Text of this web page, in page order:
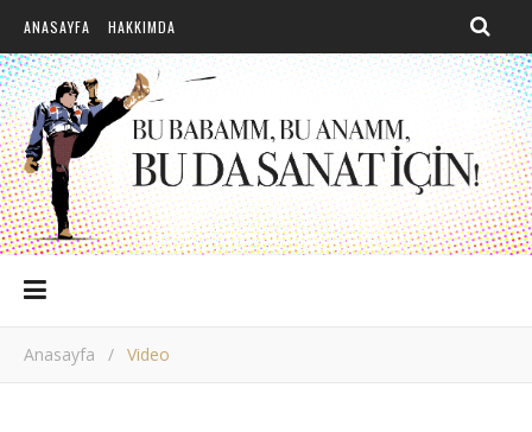
ANASAYFA HAKKIMDA
Anasayfa / Video